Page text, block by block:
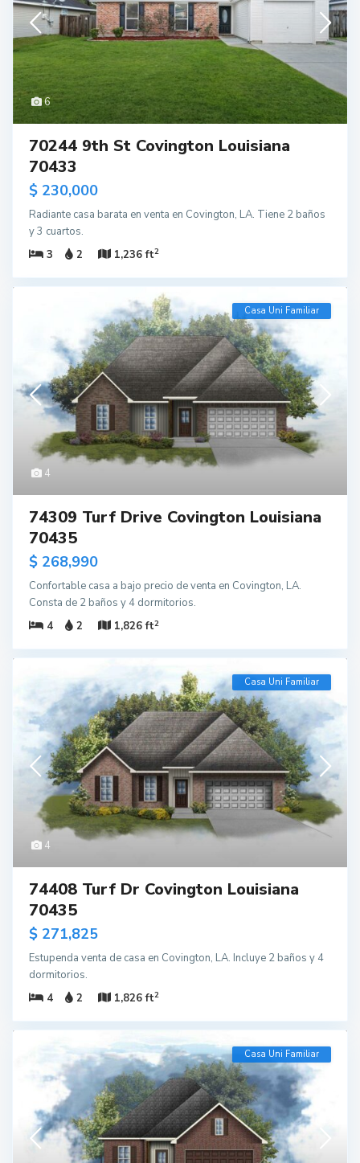
6
70244 9th St Covington Louisiana
70433
$ 230,000
Radiante casa barata en venta en Covington, LA. Tiene 2 baños
y 3 cuartos.
3
2 1,236 ft2
4
Casa Uni Familiar
74309 Turf Drive Covington Louisiana
70435
$ 268,990
Confortable casa a bajo precio de venta en Covington, LA.
Consta de 2 baños y 4 dormitorios.
4
2 1,826 ft2
4
Casa Uni Familiar
74408 Turf Dr Covington Louisiana
70435
$ 271,825
Estupenda venta de casa en Covington, LA. Incluye 2 baños y 4
dormitorios.
4
2 1,826 ft2
Casa Uni Familiar